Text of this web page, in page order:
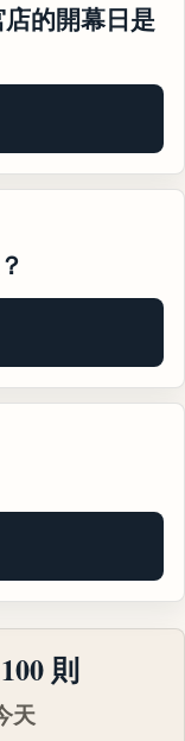
的開幕日是
則
天